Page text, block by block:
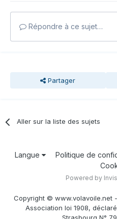
Répondre à ce sujet…
Partager
Aller sur la liste des sujets
Langue Politique de
Powered by
Copyright © www.volavoile.net
Association loi 1908,